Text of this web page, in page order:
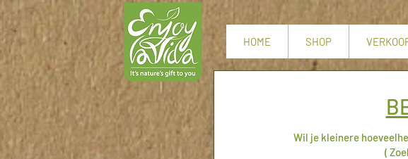
HOME SHOP
Wil je kleinere
(